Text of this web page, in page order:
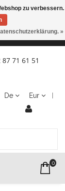
87 71 61 51
De Eur
0
zu verbessern.
»